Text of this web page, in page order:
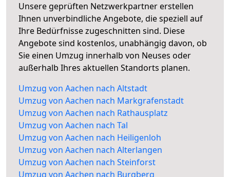
Unsere geprüften Netzwerkpartner erstellen
Ihnen unverbindliche Angebote, die speziell auf
Ihre Bedürfnisse zugeschnitten sind. Diese
Angebote sind kostenlos, unabhängig davon, ob
Sie einen Umzug innerhalb von Neuses oder
außerhalb Ihres aktuellen Standorts planen.
Umzug von Aachen nach Altstadt
Umzug von Aachen nach Markgrafenstadt
Umzug von Aachen nach Rathausplatz
Umzug von Aachen nach Tal
Umzug von Aachen nach Heiligenloh
Umzug von Aachen nach Alterlangen
Umzug von Aachen nach Steinforst
Umzug von Aachen nach Burgberg